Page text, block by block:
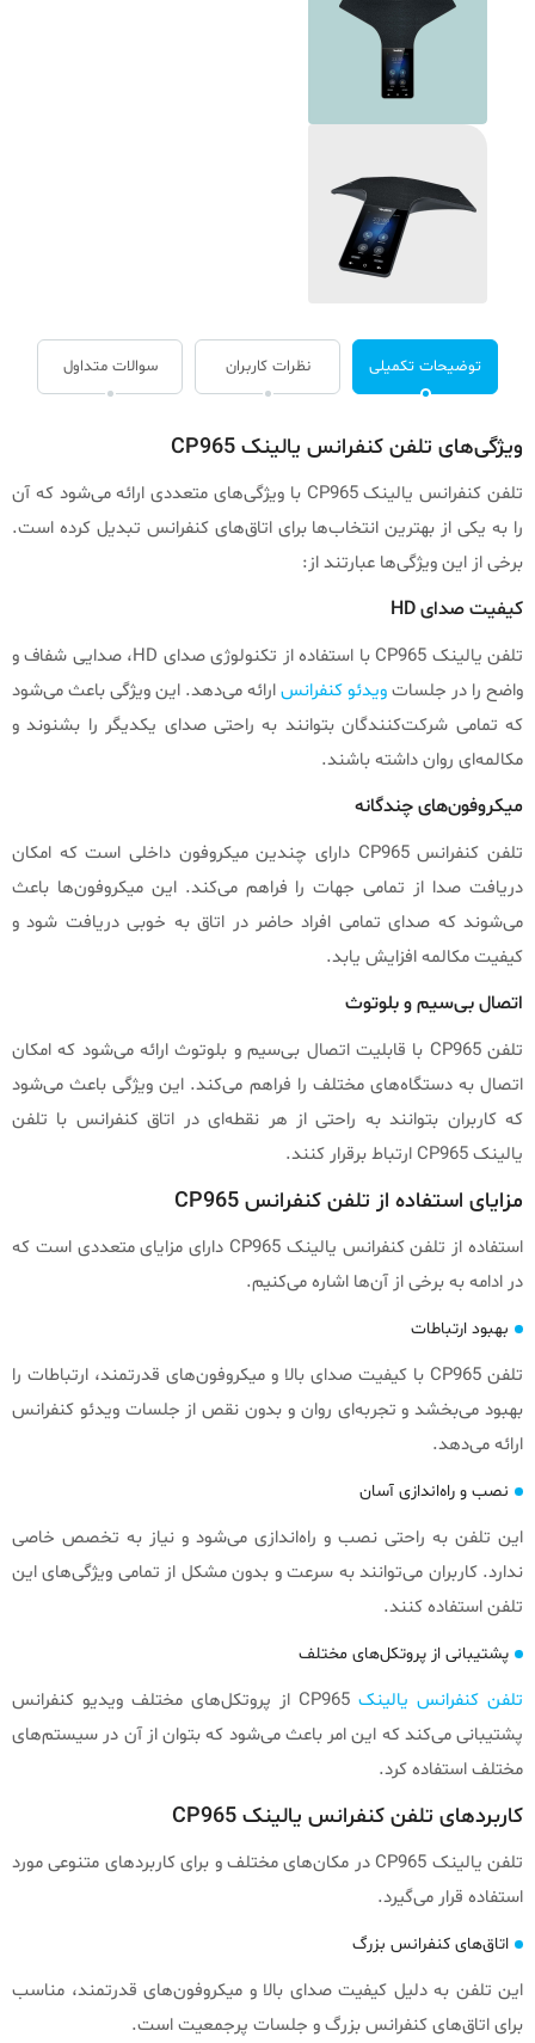
توضیحات تکمیلی نظرات کاربران سوالات متداول
ویژگی‌های تلفن کنفرانس یالینک CP965
تلفن کنفرانس یالینک CP965 با ویژگی‌های متعددی ارائه می‌شود که آن
را به یکی از بهترین انتخاب‌ها برای اتاق‌های کنفرانس تبدیل کرده است.
برخی از این ویژگی‌ها عبارتند از:
کیفیت صدای HD
تلفن یالینک CP965 با استفاده از تکنولوژی صدای HD، صدایی شفاف و
واضح را در جلساتویدئو کنفرانسارائه می‌دهد. این ویژگی باعث می‌شود
که تمامی شرکت‌کنندگان بتوانند به راحتی صدای یکدیگر را بشنوند و
مکالمه‌ای روان داشته باشند.
میکروفون‌های چندگانه
تلفن کنفرانس CP965 دارای چندین میکروفون داخلی است که امکان
دریافت صدا از تمامی جهات را فراهم می‌کند. این میکروفون‌ها باعث
می‌شوند که صدای تمامی افراد حاضر در اتاق به خوبی دریافت شود و
کیفیت مکالمه افزایش یابد.
اتصال بی‌سیم و بلوتوث
تلفن CP965 با قابلیت اتصال بی‌سیم و بلوتوث ارائه می‌شود که امکان
اتصال به دستگاه‌های مختلف را فراهم می‌کند. این ویژگی باعث می‌شود
که کاربران بتوانند به راحتی از هر نقطه‌ای در اتاق کنفرانس با تلفن
یالینک CP965 ارتباط برقرار کنند.
مزایای استفاده از تلفن کنفرانس CP965
استفاده از تلفن کنفرانس یالینک CP965 دارای مزایای متعددی است که
در ادامه به برخی از آن‌ها اشاره می‌کنیم.
بهبود ارتباطات
تلفن CP965 با کیفیت صدای بالا و میکروفون‌های قدرتمند، ارتباطات را
بهبود می‌بخشد و تجربه‌ای روان و بدون نقص از جلسات ویدئو کنفرانس
ارائه می‌دهد.
نصب و راه‌اندازی آسان
این تلفن به راحتی نصب و راه‌اندازی می‌شود و نیاز به تخصص خاصی
ندارد. کاربران می‌توانند به سرعت و بدون مشکل از تمامی ویژگی‌های این
تلفن استفاده کنند.
پشتیبانی از پروتکل‌های مختلف
تلفن کنفرانس یالینک
CP965 از پروتکل‌های مختلف ویدیو کنفرانس
پشتیبانی می‌کند که این امر باعث می‌شود که بتوان از آن در سیستم‌های
مختلف استفاده کرد.
کاربردهای تلفن کنفرانس یالینک CP965
تلفن یالینک CP965 در مکان‌های مختلف و برای کاربردهای متنوعی مورد
استفاده قرار می‌گیرد.
اتاق‌های کنفرانس بزرگ
این تلفن به دلیل کیفیت صدای بالا و میکروفون‌های قدرتمند، مناسب
برای اتاق‌های کنفرانس بزرگ و جلسات پرجمعیت است.